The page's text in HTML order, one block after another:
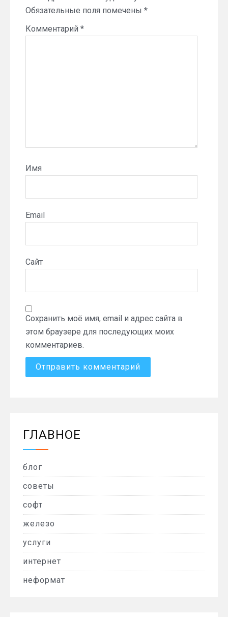
Обязательные поля помечены *
Комментарий *
Имя
Email
Сайт
Сохранить моё имя, email и адрес сайта в
этом браузере для последующих моих
комментариев.
ГЛАВНОЕ
блог
советы
софт
железо
услуги
интернет
неформат